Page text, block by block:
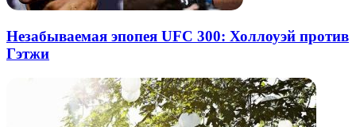
Незабываемая эпопея UFC 300: Холлоуэй против
Гэтжи